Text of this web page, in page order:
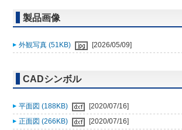
製品画像
外観写真 (51KB) [2026/05/09]
CADシンボル
平面図 (188KB)
[2020/07/16]
正面図 (266KB)
[2020/07/16]